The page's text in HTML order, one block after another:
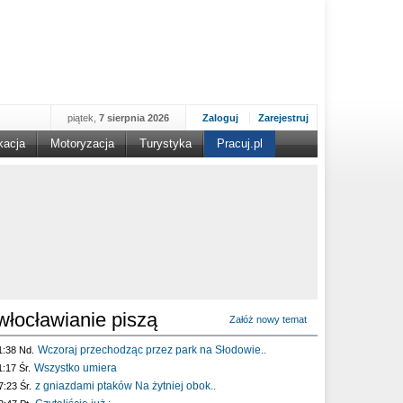
Zaloguj Zarejestruj
piątek, 7 sierpnia 2026
Motoryzacja Turystyka Pracuj.pl
piszą Załóż nowy temat
Nd. Wczoraj przechodząc przez park na Słodowie..
Śr. Wszystko umiera
Śr. z gniazdami ptaków Na żytniej obok..